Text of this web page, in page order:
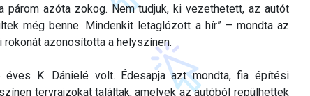
párom azóta zokog. Nem tudjuk, ki vezethetett, az autót
még benne. Mindenkit letaglózott a hír” – mondta az
azonosította a helyszínen.
K. Dánielé volt. Édesapja azt mondta, fia építési
tervrajzokat találtak, amelyek az autóból repülhettek